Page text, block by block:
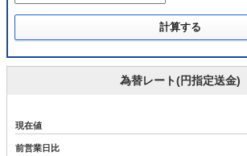
為替レート(円指定送金)
現在値
前営業日比